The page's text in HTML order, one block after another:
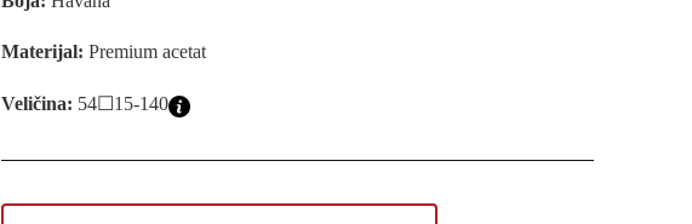
Materijal:Premium acetat
Veličina: 54☐15-140